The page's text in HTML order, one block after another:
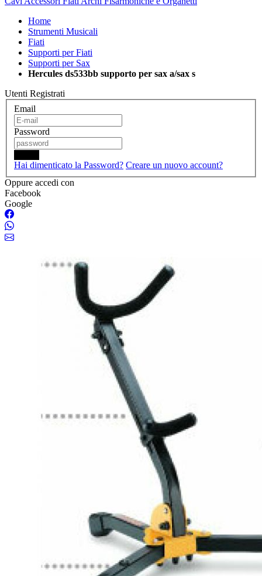
Home
Strumenti Musicali
Fiati
Supporti per Fiati
Supporti per Sax
Hercules ds533bb supporto per sax a/sax s
Utenti Registrati
Email
Password
Hai dimenticato la Password? Creare un nuovo account?
Oppure accedi con
Facebook
Google